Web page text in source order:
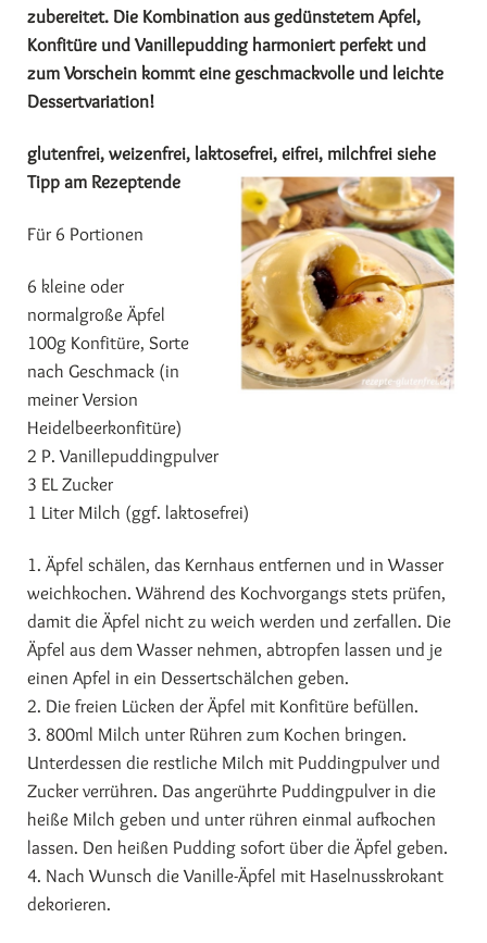
zubereitet. Die Kombination aus gedünstetem Apfel,
Konfitüre und Vanillepudding harmoniert perfekt und
zum Vorschein kommt eine geschmackvolle und leichte
Dessertvariation!
glutenfrei, weizenfrei, laktosefrei, eifrei, milchfrei siehe
Tipp am Rezeptende
Für 6 Portionen
6 kleine oder
normalgroße Äpfel
100g Konfitüre, Sorte
nach Geschmack (in
meiner Version
Heidelbeerkonfitüre)
2 P. Vanillepuddingpulver
3 EL Zucker
1 Liter Milch (ggf. laktosefrei)
1. Äpfel schälen, das Kernhaus entfernen und in Wasser
weichkochen. Während des Kochvorgangs stets prüfen,
damit die Äpfel nicht zu weich werden und zerfallen. Die
Äpfel aus dem Wasser nehmen, abtropfen lassen und je
einen Apfel in ein Dessertschälchen geben.
2. Die freien Lücken der Äpfel mit Konfitüre befüllen.
3. 800ml Milch unter Rühren zum Kochen bringen.
Unterdessen die restliche Milch mit Puddingpulver und
Zucker verrühren. Das angerührte Puddingpulver in die
heiße Milch geben und unter rühren einmal aufkochen
lassen. Den heißen Pudding sofort über die Äpfel geben.
4. Nach Wunsch die Vanille-Äpfel mit Haselnusskrokant
dekorieren.